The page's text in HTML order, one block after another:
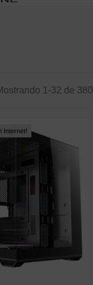
1-32 de
Internet!